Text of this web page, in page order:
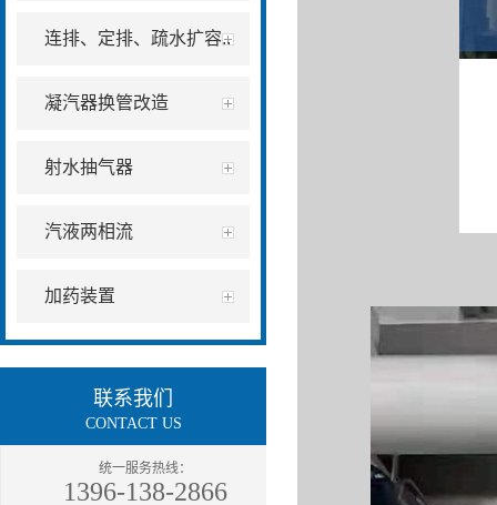
连排、定排、疏水扩容..
凝汽器换管改造
射水抽气器
汽液两相流
加药装置
联系我们
CONTACT US
统一服务热线：
1396-138-2866